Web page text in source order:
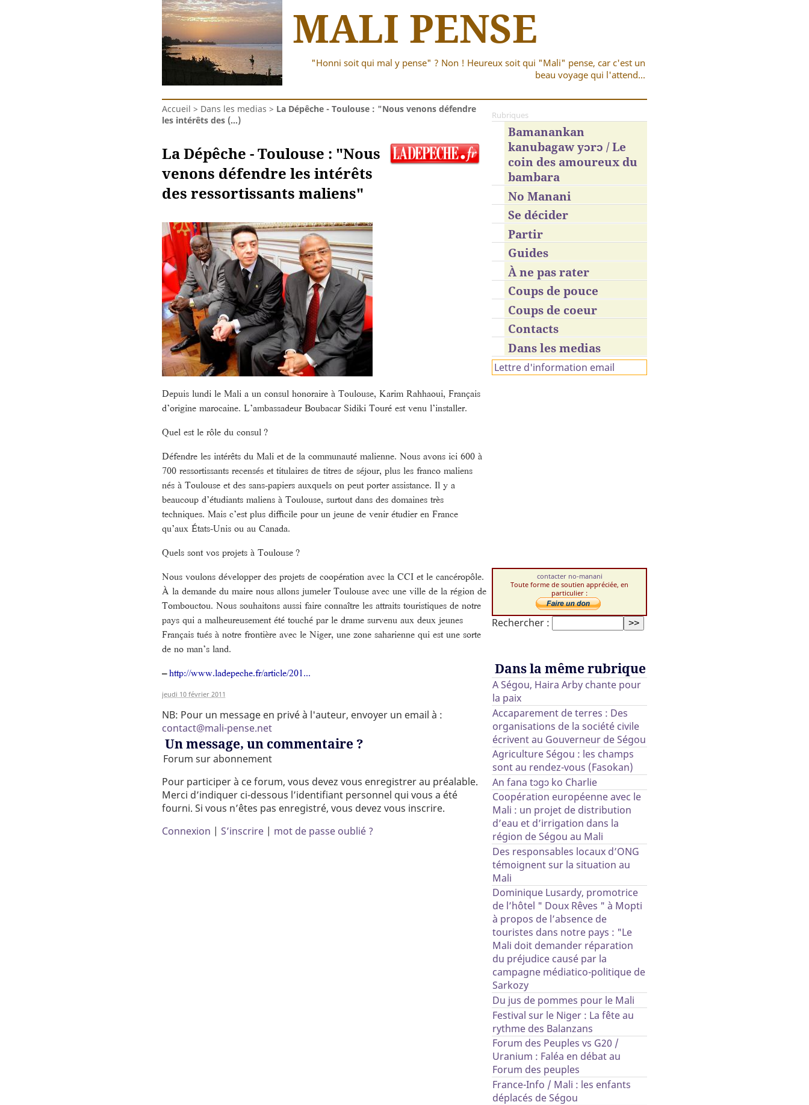
MALI PENSE
"Honni soit qui mal y pense" ? Non ! Heureux soit qui "Mali" pense, car c'est un
beau voyage qui l'attend...
Accueil > Dans les medias > La Dépêche - Toulouse : "Nous venons défendre
les intérêts des (…)
La Dépêche - Toulouse : "Nous
venons défendre les intérêts
des ressortissants maliens"
Depuis lundi le Mali a un consul honoraire à Toulouse, Karim Rahhaoui, Français
d’origine marocaine. L’ambassadeur Boubacar Sidiki Touré est venu l’installer.
Quel est le rôle du consul ?
Défendre les intérêts du Mali et de la communauté malienne. Nous avons ici 600 à
700 ressortissants recensés et titulaires de titres de séjour, plus les franco maliens
nés à Toulouse et des sans-papiers auxquels on peut porter assistance. Il y a
beaucoup d’étudiants maliens à Toulouse, surtout dans des domaines très
techniques. Mais c’est plus difficile pour un jeune de venir étudier en France
qu’aux États-Unis ou au Canada.
Quels sont vos projets à Toulouse ?
Nous voulons développer des projets de coopération avec la CCI et le cancéropôle.
À la demande du maire nous allons jumeler Toulouse avec une ville de la région de
Tombouctou. Nous souhaitons aussi faire connaître les attraits touristiques de notre
pays qui a malheureusement été touché par le drame survenu aux deux jeunes
Français tués à notre frontière avec le Niger, une zone saharienne qui est une sorte
de no man’s land.
–http://www.ladepeche.fr/article/201...
jeudi 10 février 2011
NB: Pour un message en privé à l'auteur, envoyer un email à :
contact@mali-pense.net
Un message, un commentaire ?
Forum sur abonnement
Pour participer à ce forum, vous devez vous enregistrer au préalable.
Merci d’indiquer ci-dessous l’identifiant personnel qui vous a été
fourni. Si vous n’êtes pas enregistré, vous devez vous inscrire.
Connexion | S’inscrire| mot de passe oublié ?
Rubriques
Bamanankan
kanubagaw yɔrɔ / Le
coin des amoureux du
bambara
No Manani
Se décider
Partir
Guides
À ne pas rater
Coups de pouce
Coups de coeur
Contacts
Dans les medias
Lettre d'information email
contacter no-manani
Toute forme de soutien appréciée, en
particulier :
Rechercher :
Dans la même rubrique
A Ségou, Haira Arby chante pour
la paix
Accaparement de terres : Des
organisations de la société civile
écrivent au Gouverneur de Ségou
Agriculture Ségou : les champs
sont au rendez-vous (Fasokan)
An fana tɔgɔ ko Charlie
Coopération européenne avec le
Mali : un projet de distribution
d’eau et d’irrigation dans la
région de Ségou au Mali
Des responsables locaux d’ONG
témoignent sur la situation au
Mali
Dominique Lusardy, promotrice
de l’hôtel " Doux Rêves " à Mopti
à propos de l’absence de
touristes dans notre pays : "Le
Mali doit demander réparation
du préjudice causé par la
campagne médiatico-politique de
Sarkozy
Du jus de pommes pour le Mali
Festival sur le Niger : La fête au
rythme des Balanzans
Forum des Peuples vs G20 /
Uranium : Faléa en débat au
Forum des peuples
France-Info / Mali : les enfants
déplacés de Ségou